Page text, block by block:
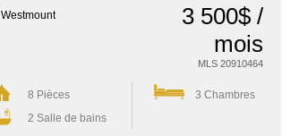
Westmount
3 500$ /
mois
MLS 20910464
8 Pièces
2 Salle de bains
3 Chambres